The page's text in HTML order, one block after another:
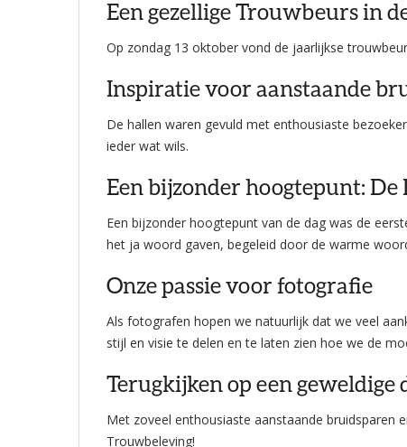
Een gezellige Trouwbeurs in
Op zondag 13 oktober vond de jaarlijkse
Inspiratie voor aanstaande
De hallen waren gevuld met enthousiaste
ieder wat wils.
Een bijzonder hoogtepunt: De
Een bijzonder hoogtepunt van de dag was de
het ja woord gaven, begeleid door de warme
Onze passie voor fotografie
Als fotografen hopen we natuurlijk dat we veel
stijl en visie te delen en te laten zien hoe we de
Terugkijken op een geweldige
Met zoveel enthousiaste aanstaande bruidsparen
Trouwbeleving!